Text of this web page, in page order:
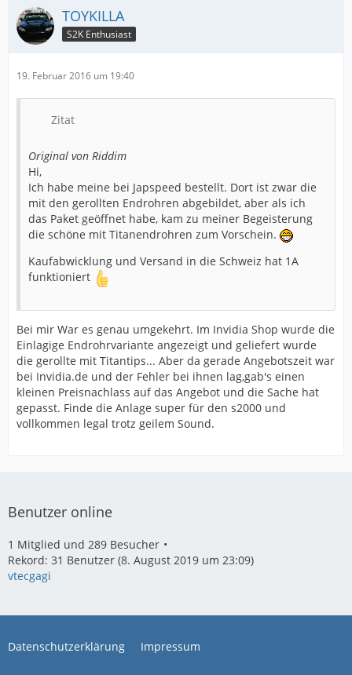
TOYKILLA
S2K Enthusiast
19. Februar 2016 um 19:40
Zitat
Original von Riddim
Hi,
Ich habe meine bei Japspeed bestellt. Dort ist zwar die
mit den gerollten Endrohren abgebildet, aber als ich
das Paket geöffnet habe, kam zu meiner Begeisterung
die schöne mit Titanendrohren zum Vorschein.
Kaufabwicklung und Versand in die Schweiz hat 1A
funktioniert
Bei mir War es genau umgekehrt. Im Invidia Shop wurde die
Einlagige Endrohrvariante angezeigt und geliefert wurde
die gerollte mit Titantips... Aber da gerade Angebotszeit war
bei Invidia.de und der Fehler bei ihnen lag,gab's einen
kleinen Preisnachlass auf das Angebot und die Sache hat
gepasst. Finde die Anlage super für den s2000 und
vollkommen legal trotz geilem Sound.
Benutzer online
1 Mitglied und 289 Besucher
Rekord: 31 Benutzer (8. August 2019 um 23:09)
vtecgagi
Datenschutzerklärung Impressum